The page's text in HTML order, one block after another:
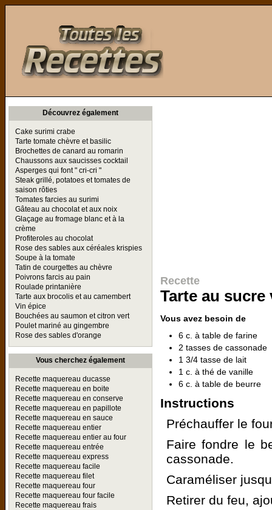
Découvrez également
Cake surimi crabe
Tarte tomate chèvre et basilic
Brochettes de canard au romarin
Chaussons aux saucisses cocktail
Asperges qui font " cri-cri "
Steak grillé, potatoes et tomates de
saison rôties
Tomates farcies au surimi
Gâteau au chocolat et aux noix
Glaçage au fromage blanc et à la
crème
Profiteroles au chocolat
Rose des sables aux céréales krispies
Soupe à la tomate
Tatin de courgettes au chèvre
Poivrons farcis au pain
Roulade printanière
Tarte aux brocolis et au camembert
Vin épice
Bouchées au saumon et citron vert
Poulet mariné au gingembre
Rose des sables d'orange
Vous cherchez également
Recette maquereau ducasse
Recette maquereau en boite
Recette maquereau en conserve
Recette maquereau en papillote
Recette maquereau en sauce
Recette maquereau entier
Recette maquereau entier au four
Recette maquereau entrée
Recette maquereau express
Recette maquereau facile
Recette maquereau filet
Recette maquereau four
Recette maquereau four facile
Recette maquereau frais
Recette
Tarte au sucre
Vous avez besoin de
6 c. à table de farine
2 tasses de cassonade
1 3/4 tasse de lait
1 c. à thé de vanille
6 c. à table de beurre
Instructions
Préchauffer le
Faire fondre le
cassonade.
Caraméliser
Retirer du feu,